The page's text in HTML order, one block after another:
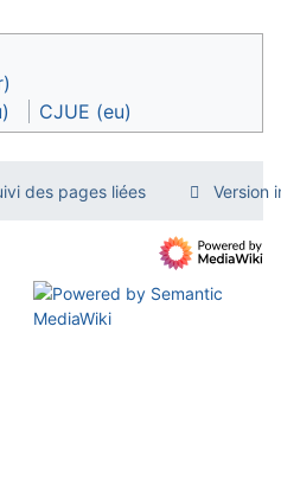
CJUE (eu)
des pages liées Version